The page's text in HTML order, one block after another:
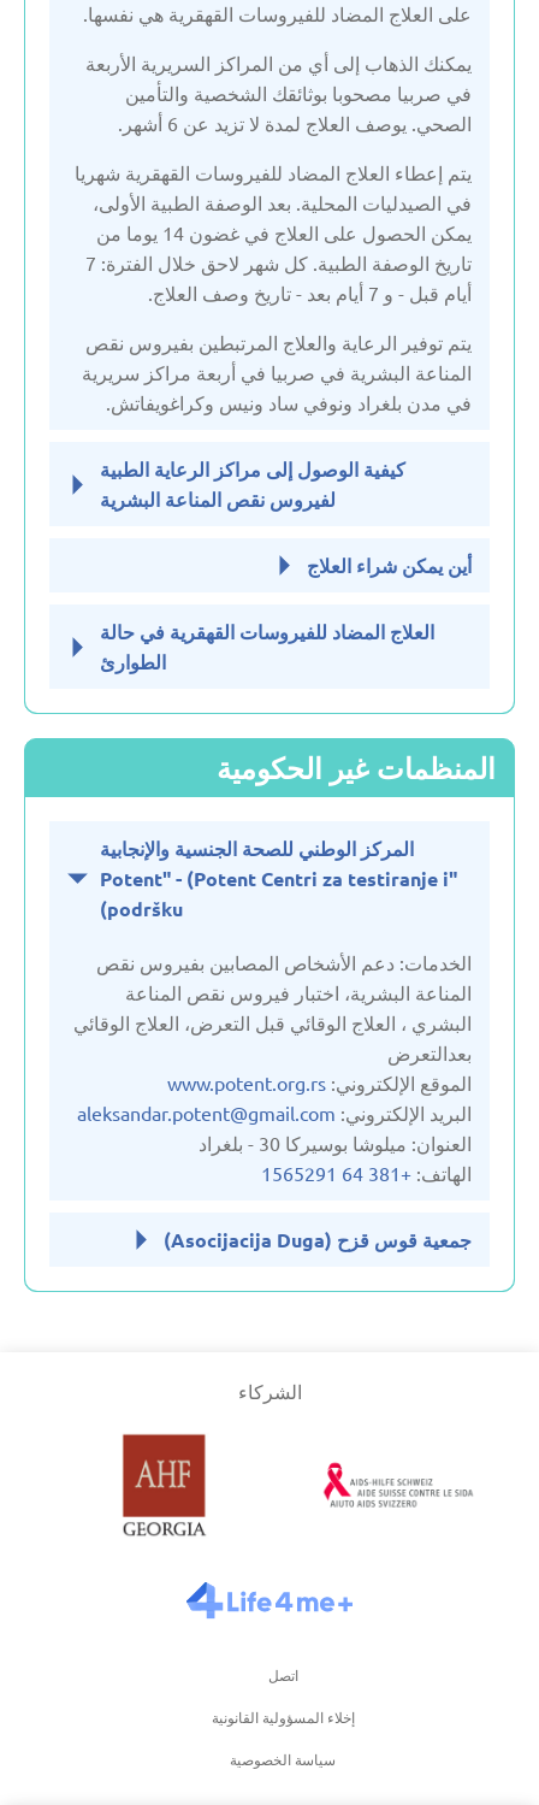
على العلاج المضاد للفيروسات القهقرية هي نفسها.
يمكنك الذهاب إلى أي من المراكز السريرية الأربعة
في صربيا مصحوبا بوثائقك الشخصية والتأمين
الصحي. يوصف العلاج لمدة لا تزيد عن 6 أشهر.
يتم إعطاء العلاج المضاد للفيروسات القهقرية شهريا
في الصيدليات المحلية. بعد الوصفة الطبية الأولى،
يمكن الحصول على العلاج في غضون 14 يوما من
تاريخ الوصفة الطبية. كل شهر لاحق خلال الفترة: 7
أيام قبل - و 7 أيام بعد - تاريخ وصف العلاج.
يتم توفير الرعاية والعلاج المرتبطين بفيروس نقص
المناعة البشرية في صربيا في أربعة مراكز سريرية
في مدن بلغراد ونوفي ساد ونيس وكراغويفاتش.
كيفية الوصول إلى مراكز الرعاية الطبية
لفيروس نقص المناعة البشرية
أين يمكن شراء العلاج
العلاج المضاد للفيروسات القهقرية في حالة
الطوارئ
المنظمات غير الحكومية
المركز الوطني للصحة الجنسية والإنجابية
"Potent" - (Potent Centri za testiranje i
podršku)
الخدمات: دعم الأشخاص المصابين بفيروس نقص
المناعة البشرية، اختبار فيروس نقص المناعة
البشري ، العلاج الوقائي قبل التعرض، العلاج الوقائي
بعدالتعرض
الموقع الإلكتروني: www.potent.org.rs
البريد الإلكتروني: aleksandar.potent@gmail.com
العنوان: ميلوشا بوسيركا 30 - بلغراد
الهاتف: +381 64 1565291
جمعية قوس قزح (Asocijacija Duga)
الشركاء
اتصل
إخلاء المسؤولية القانونية
سياسة الخصوصية